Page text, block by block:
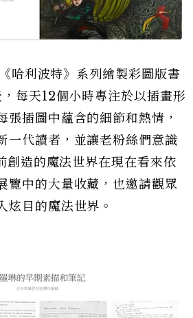
哈利波特》系列繪製彩圖版書
每天12個小時專注於以插畫形
張插圖中蘊含的細節和熱情，
一代讀者，並讓老粉絲們意識
創造的魔法世界在現在看來依
覽中的大量收藏，也邀請觀眾
炫目的魔法世界。